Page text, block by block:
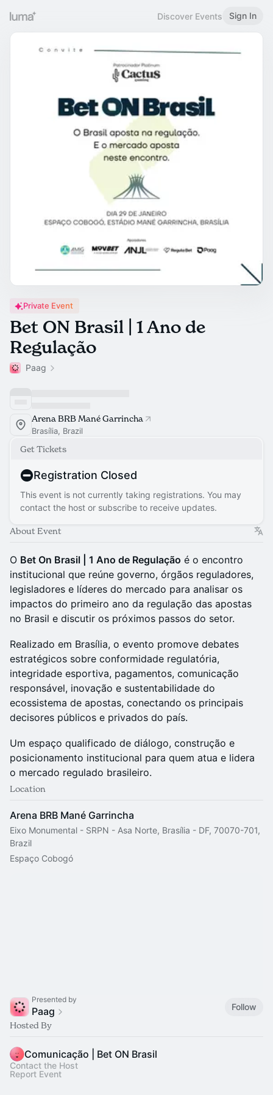
Discover Events Sign In
Private Event
Bet ON Brasil | 1 Ano de
Regulação
Paag
Arena BRB Mané Garrincha
Brasília, Brazil
Get Tickets
Registration Closed
This event is not currently taking registrations. You may
contact the host or subscribe to receive updates.
About Event
O Bet On Brasil | 1 Ano de Regulação é o encontro
institucional que reúne governo, órgãos reguladores,
legisladores e líderes do mercado para analisar os
impactos do primeiro ano da regulação das apostas
no Brasil e discutir os próximos passos do setor.
Realizado em Brasília, o evento promove debates
estratégicos sobre conformidade regulatória,
integridade esportiva, pagamentos, comunicação
responsável, inovação e sustentabilidade do
ecossistema de apostas, conectando os principais
decisores públicos e privados do país.
Um espaço qualificado de diálogo, construção e
posicionamento institucional para quem atua e lidera
o mercado regulado brasileiro.
Location
Arena BRB Mané Garrincha
Eixo Monumental - SRPN - Asa Norte, Brasília - DF, 70070-701,
Brazil
Espaço Cobogó
Presented by
Paag
Follow
Hosted By
Comunicação | Bet ON Brasil
Contact the Host
Report Event